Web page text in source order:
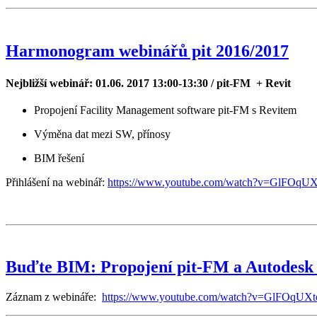
Harmonogram webinářů pit 2016/2017
Nejbližší webinář: 01.06. 2017 13:00-13:30 /pit-FM + Revit
Propojení Facility Management software pit-FM s Revitem
Výměna dat mezi SW, přínosy
BIM řešení
Přihlášení na webinář: https://www.youtube.com/
Buďte BIM: Propojení pit-FM a Autodesk
Záznam z webináře: https://www.youtube.com/